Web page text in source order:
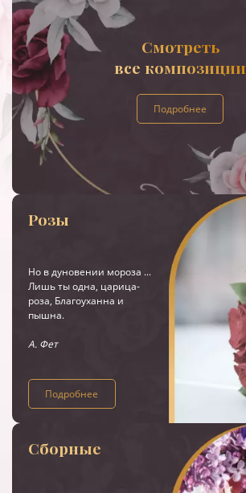
Смотреть
все композиции
Подробнее
Розы
Но в дуновении мороза ...
Лишь ты одна, царица-
роза, Благоуханна и
пышна.
А. Фет
Подробнее
Сборные